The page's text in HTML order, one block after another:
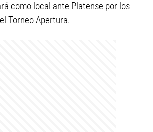
como local ante Platense por los
Torneo Apertura.